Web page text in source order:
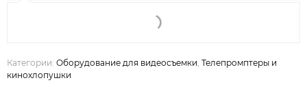
Категории: Оборудование для видеосъемки Телепромптеры и
кинохлопушки